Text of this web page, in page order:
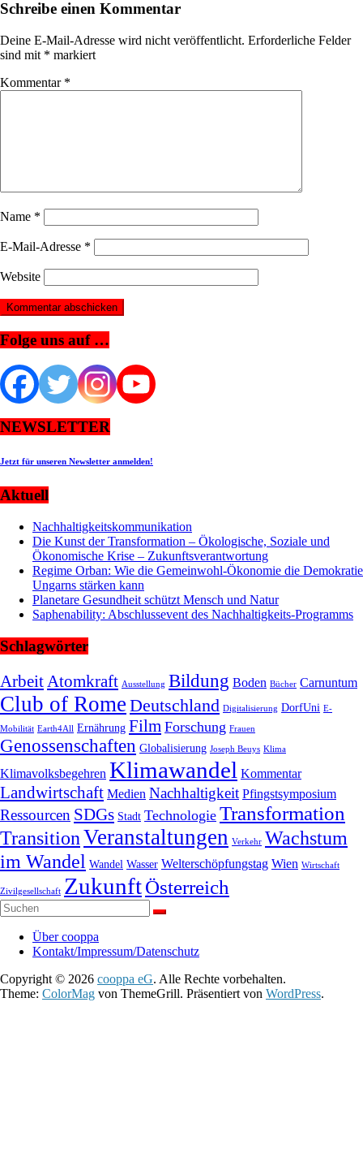
Schreibe einen Kommentar
Deine E-Mail-Adresse wird nicht veröffentlicht. Erforderliche Felder
sind mit * markiert
Kommentar *
Name *
E-Mail-Adresse *
Website
Folge uns auf …
NEWSLETTER
Jetzt für unseren Newsletter anmelden!
Aktuell
Nachhaltigkeitskommunikation
Die Kunst der Transformation – Ökologische, Soziale und
Ökonomische Krise – Zukunftsverantwortung
Regime Orban: Wie die Gemeinwohl-Ökonomie die Demokratie
Ungarns stärken kann
Planetare Gesundheit schützt Mensch und Natur
Saphenability: Abschlussevent des Nachhaltigkeits-Programms
Schlagwörter
ArbeitAtomkraft Ausstellung Bildung Boden Bücher Carnuntum
Club of Rome Deutschland Digitalisierung DorfUni E-
Mobilität Earth4All Ernährung Film Forschung Frauen
Genossenschaften Globalisierung Joseph Beuys Klima
Klimavolksbegehren Klimawandel Kommentar
Landwirtschaft Medien Nachhaltigkeit Pfingstsymposium
Ressourcen SDGs Stadt Technologie Transformation
TransitionVeranstaltungen Verkehr Wachstum
im Wandel Wandel Wasser Welterschöpfungstag Wien Wirtschaft
Zivilgesellschaft ZukunftÖsterreich
Über cooppa
Kontakt/Impressum/Datenschutz
Copyright © 2026 cooppa eG. Alle Rechte vorbehalten.
Theme: ColorMag von ThemeGrill. Präsentiert von WordPress.